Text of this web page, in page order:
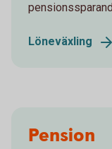
Löneväxling
Pension